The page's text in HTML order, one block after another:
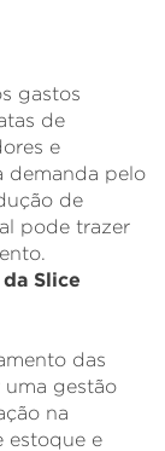
gastos
de
e
demanda pelo
de
pode trazer
Slice
das
uma gestão
na
estoque e